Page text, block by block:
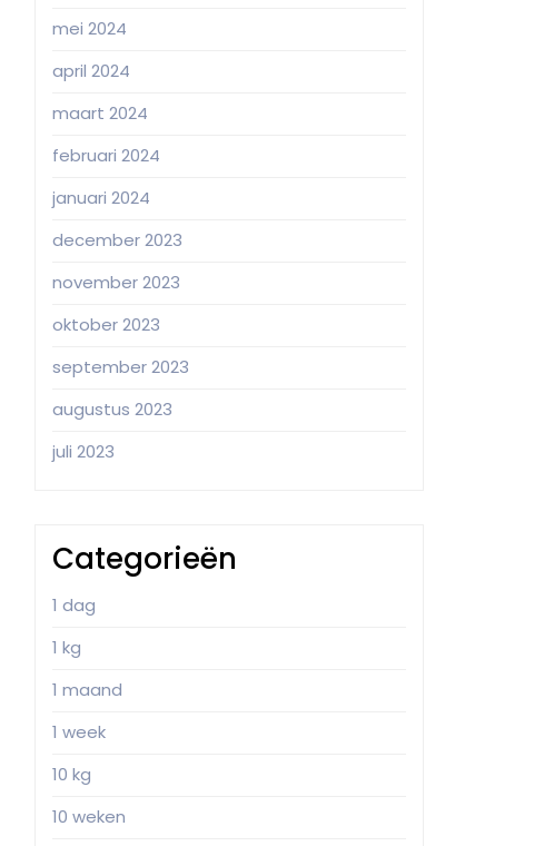
mei 2024
april 2024
maart 2024
februari 2024
januari 2024
december 2023
november 2023
oktober 2023
september 2023
augustus 2023
juli 2023
Categorieën
1 dag
1 kg
1 maand
1 week
10 kg
10 weken